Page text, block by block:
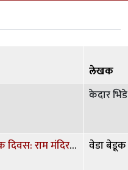
लेखक
केदार भिडे
22 जानेवारीचा ऐतिहासिक दिवस: राम मंदिर प्राण प्रतिष्ठा वेडा बेडूक